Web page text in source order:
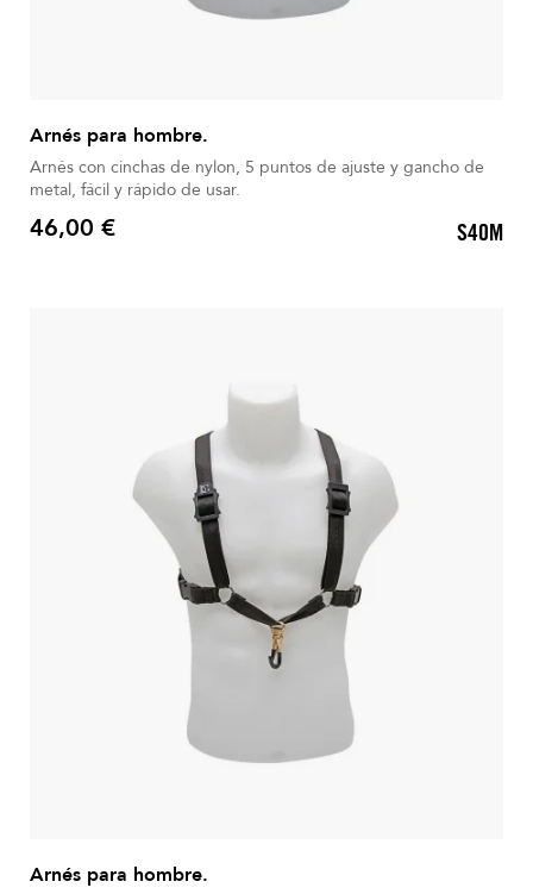
Arnés para hombre.
Arnés con cinchas de nylon, 5 puntos de ajuste y gancho de
metal, fácil y rápido de usar.
Precio
46,00 € S40M
Arnés para hombre.